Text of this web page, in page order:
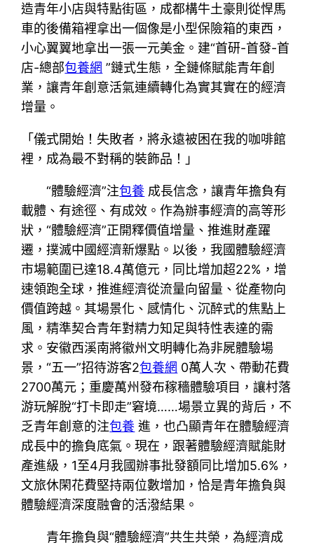
造青年小店與特點街區，成都構牛土豪則從悍馬
車的後備箱裡拿出一個像是小型保險箱的東西，
小心翼翼地拿出一張一元美金。建“首研-首發-首
店-總部包養網 ”鏈式生態，全鏈條賦能青年創
業，讓青年創意活氣連續轉化為實其實在的經濟
增量。
「儀式開始！失敗者，將永遠被困在我的咖啡館
裡，成為最不對稱的裝飾品！」
“體驗經濟”注包養 成長信念，讓青年擔負有
載體、有途徑、有成效。作為辦事經濟的高等形
狀，“體驗經濟”正開釋價值增量、推進財產躍
遷，撲滅中國經濟新爆點。以後，我國體驗經濟
市場範圍已達18.4萬億元，同比增加超22%，增
速領跑全球，推進經濟從流量向留量、從產物向
價值跨越。其場景化、感情化、沉醉式的焦點上
風，精準契合青年對精力知足與特性表達的需
求。安徽西溪南將徽州文明轉化為非屍體驗場
景，“五一”招待游客2包養網 0萬人次、帶動花費
2700萬元；重慶萬州發布稼穡體驗項目，讓村落
游玩解脫“打卡即走”窘境……場景立異的背后，不
乏青年創意的注包養 進，也凸顯青年在體驗經濟
成長中的擔負底氣。現在，跟著體驗經濟賦能財
產進級，1至4月我國辦事批發額同比增加5.6%，
文旅休閑花費堅持兩位數增加，恰是青年擔負與
體驗經濟深度融會的活潑結果。
青年擔負與“體驗經濟”共生共榮，為經濟成